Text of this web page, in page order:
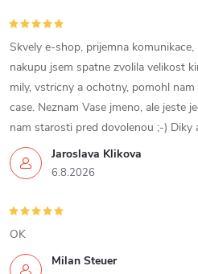
Jaroslava Klikova
6.8.2026
Skvely e-shop, prijemna
nakupu jsem spatne zvolila velikost
mily, vstricny a ochotny, pomohl
case. Neznam Vase jmeno, ale jeste
nam starosti pred dovolenou ;-) Diky
Milan Steuer
OK